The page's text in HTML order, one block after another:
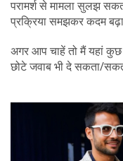
परामर्श से मामला सुलझ
प्रक्रिया समझकर कदम
अगर आप चाहें तो मैं यहां
छोटे जवाब भी दे सकता/